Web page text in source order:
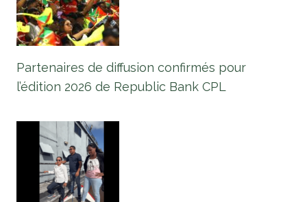
Partenaires de diffusion confirmés pour
l’édition 2026 de Republic Bank CPL